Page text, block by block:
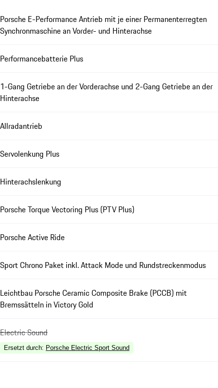
Porsche E-Performance Antrieb mit je einer Permanenterregten
Synchronmaschine an Vorder- und Hinterachse
Performancebatterie Plus
1-Gang Getriebe an der Vorderachse und 2-Gang Getriebe an der
Hinterachse
Allradantrieb
Servolenkung Plus
Hinterachslenkung
Porsche Torque Vectoring Plus (PTV Plus)
Porsche Active Ride
Sport Chrono Paket inkl. Attack Mode und Rundstreckenmodus
Leichtbau Porsche Ceramic Composite Brake (PCCB) mit
Bremssätteln in Victory Gold
Electric Sound
Ersetzt durch: Porsche Electric Sport Sound